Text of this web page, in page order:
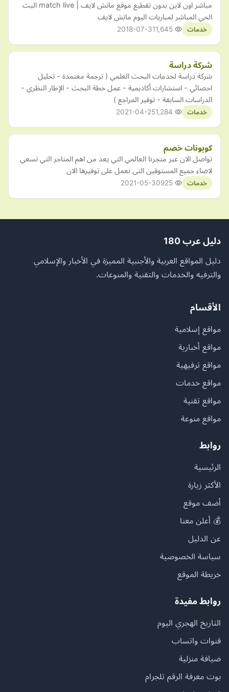
مباشر اون لاين بدون تقطيع موقع ماتش لايف | match live البث
الحي المباشر لمباريات اليوم ماتش لايف
خدمات 2018-07-31
شركة دراسة
شركة دراسة لخدمات البحث العلمي ( ترجمة معتمدة - تحليل
احصائي - استشارات أكاديمية - عمل خطة البحث - الإطار النظري -
الدراسات السابقة - توفير المراجع )
خدمات 2021-04-25
كوبونات خصم
تواصل الان عبر متجرنا العالمي التي يعد من اهم المتاجر التي تسعي
لاضاء جميع المستوقين التى نعمل على توفيرها الان
خدمات 2021-05-30
دليل عرب 180
دليل المواقع العربية والأجنبية المميزة في الأخبار والإسلامي
والترفيه والخدمات والتقنية والمنوعات.
الأقسام
مواقع إسلامية
مواقع أخبارية
مواقع ترفيهية
مواقع خدمات
مواقع تقنية
مواقع منوعة
روابط
الرئيسية
الأكثر زيارة
أضف موقع
💰 أعلن معنا
عن الدليل
سياسة الخصوصية
خريطة الموقع
روابط مفيدة
التاريخ الهجري اليوم
قنوات واتساب
ضيافة منزلية
بوت معرفة الرقم تلجرام